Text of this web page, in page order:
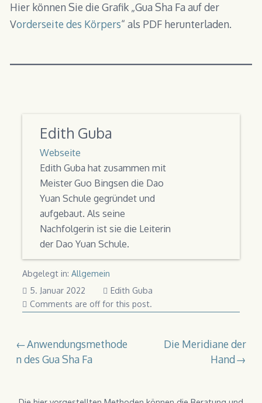
Hier können Sie die Grafik „Gua Sha Fa auf der
Vorderseite des Körpers“ als PDF herunterladen.
Edith Guba
Webseite
Edith Guba hat zusammen mit
Meister Guo Bingsen die Dao
Yuan Schule gegründet und
aufgebaut. Als seine
Nachfolgerin ist sie die Leiterin
der Dao Yuan Schule.
Abgelegt in: Allgemein
5. Januar 20226.
Januar
Edith Guba
Comments are off for this post.
Beitragsnavigation
Anwendungsmethode
n des Gua Sha Fa
Die Meridiane der
Hand